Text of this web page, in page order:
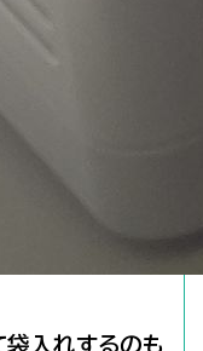
入れするのも